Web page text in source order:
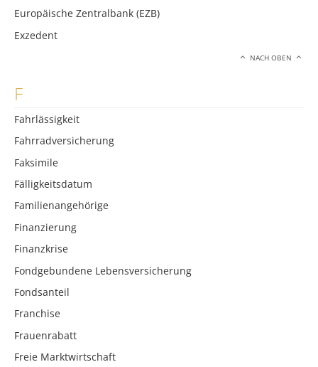
Europäische Zentralbank (EZB)
Exzedent
NACH OBEN
F
Fahrlässigkeit
Fahrradversicherung
Faksimile
Fälligkeitsdatum
Familienangehörige
Finanzierung
Finanzkrise
Fondgebundene Lebensversicherung
Fondsanteil
Franchise
Frauenrabatt
Freie Marktwirtschaft